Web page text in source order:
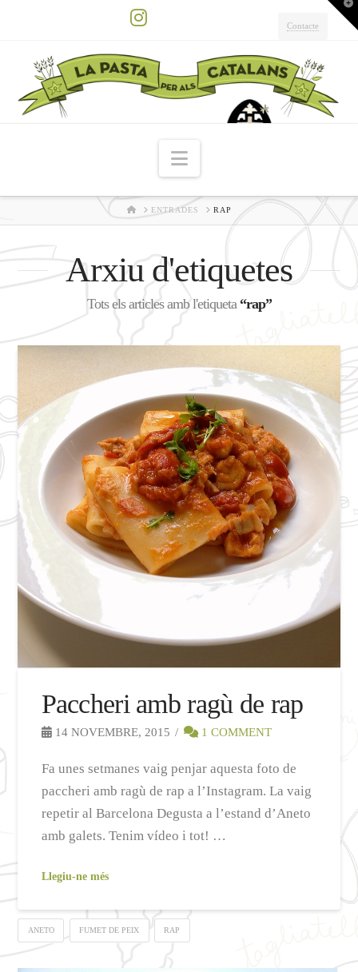
Contacte
Navigation
HOMEENTRADES RAP
Arxiu d'etiquetes
Tots els articles amb l'etiqueta “rap”
Paccheri amb ragù de rap
14 NOVEMBRE, 2015 1 COMMENT
Fa unes setmanes vaig penjar aquesta foto de
paccheri amb ragù de rap a l’Instagram. La vaig
repetir al Barcelona Degusta a l’estand d’Aneto
amb galets. Tenim vídeo i tot! …
Llegiu-ne més
ANETO FUMET DE PEIX RAP